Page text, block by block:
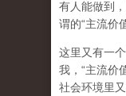
有人能做到
谓的“主流价
这里又有一
我， “主流价
社会环境里